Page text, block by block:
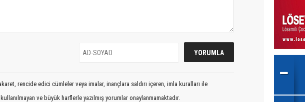
rencide edici cümleler veya imalar, inançlara saldırı içeren, imla kuralları ile
ve büyük harflerle yazılmış yorumlar onaylanmamaktadır.